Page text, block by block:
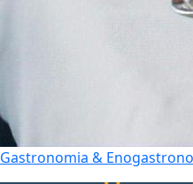
Gastronomia &